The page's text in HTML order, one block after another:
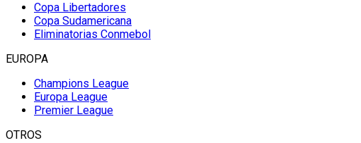
Copa Libertadores
Copa Sudamericana
Eliminatorias Conmebol
EUROPA
Champions League
Europa League
Premier League
OTROS